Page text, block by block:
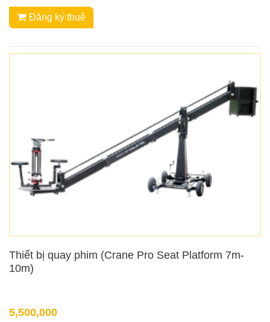
Đăng ký thuê
Thiết bị quay phim (Crane Pro Seat Platform 7m-
10m)
5,500,000